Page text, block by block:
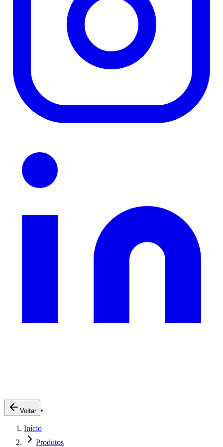
Pedidos Online
Trabalhe Conosco
Voltar •
Início
Produtos